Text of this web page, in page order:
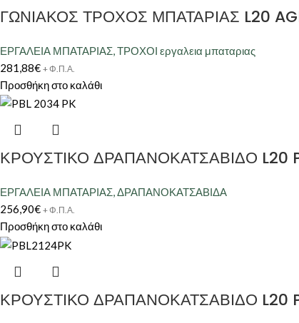
ΓΩΝΙΑΚΟΣ ΤΡΟΧΟΣ ΜΠΑΤΑΡΙΑΣ L20
ΕΡΓΑΛΕΙΑ ΜΠΑΤΑΡΙΑΣ,ΤΡΟΧΟΙ εργαλεια μπαταριας
281,88€ + Φ.Π.Α.
Προσθήκη στο καλάθι
ΚΡΟΥΣΤΙΚΟ ΔΡΑΠΑΝΟΚΑΤΣΑΒΙΔΟ L20
ΕΡΓΑΛΕΙΑ ΜΠΑΤΑΡΙΑΣ,ΔΡΑΠΑΝΟΚΑΤΣΑΒΙΔΑ
256,90€ + Φ.Π.Α.
Προσθήκη στο καλάθι
ΚΡΟΥΣΤΙΚΟ ΔΡΑΠΑΝΟΚΑΤΣΑΒΙΔΟ L20